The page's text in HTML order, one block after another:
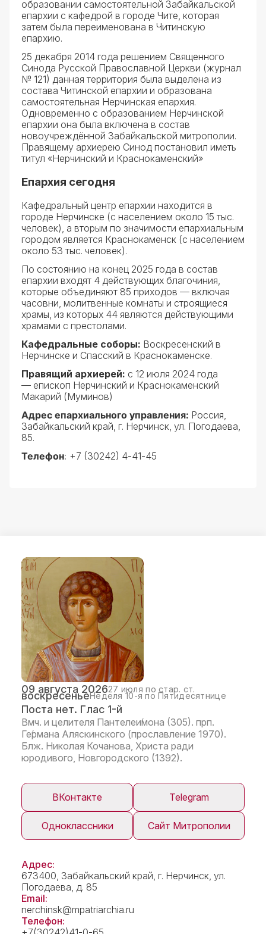
образовании самостоятельной Забайкальской
епархии с кафедрой в городе Чите, которая
затем была переименована в Читинскую
епархию.
25 декабря 2014 года решением Священного
Синода Русской Православной Церкви (журнал
№ 121) данная территория была выделена из
состава Читинской епархии и образована
самостоятельная Нерчинская епархия.
Одновременно с образованием Нерчинской
епархии она была включена в состав
новоучреждённой Забайкальской митрополии.
Правящему архиерею Синод постановил иметь
титул «Нерчинский и Краснокаменский»
Епархия сегодня
Кафедральный центр епархии находится в
городе Нерчинске (с населением около 15 тыс.
человек), а вторым по значимости епархиальным
городом является Краснокаменск (с населением
около 53 тыс. человек).
По состоянию на конец 2025 года в состав
епархии входят 4 действующих благочиния,
которые объединяют 85 приходов — включая
часовни, молитвенные комнаты и строящиеся
храмы, из которых 44 являются действующими
храмами с престолами.
Кафедральные соборы: Воскресенский в
Нерчинске и Спасский в Краснокаменске.
Правящий архиерей: с 12 июля 2024 года
— епископ Нерчинский и Краснокаменский
Макарий (Муминов)
Адрес епархиального управления: Россия,
Забайкальский край, г. Нерчинск, ул. Погодаева,
85.
Телефон: +7 (30242) 4-41-45
09 августа 202627 июля по стар. ст.
воскресеньеНеделя 10-я по Пятидесятнице
Поста нет. Глас 1-й
Вмч. и целителя Пантелеи́мона (305). прп.
Ге́рмана Аляскинского (прославление 1970).
Блж. Николая Кочанова, Христа ради
юродивого, Новгородского (1392).
ВКонтакте Telegram
Одноклассники Сайт Митрополии
Адрес:
673400, Забайкальский край, г. Нерчинск, ул.
Погодаева, д. 85
Email:
nerchinsk@mpatriarchia.ru
Телефон: